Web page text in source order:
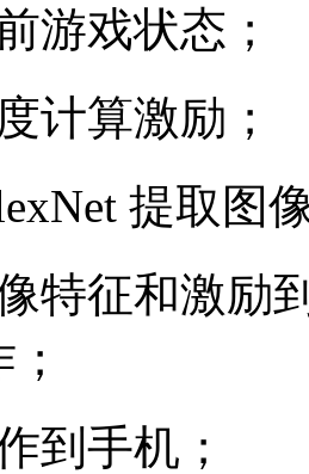
游戏状态；
计算激励；
提取图
特征和激励
到手机；